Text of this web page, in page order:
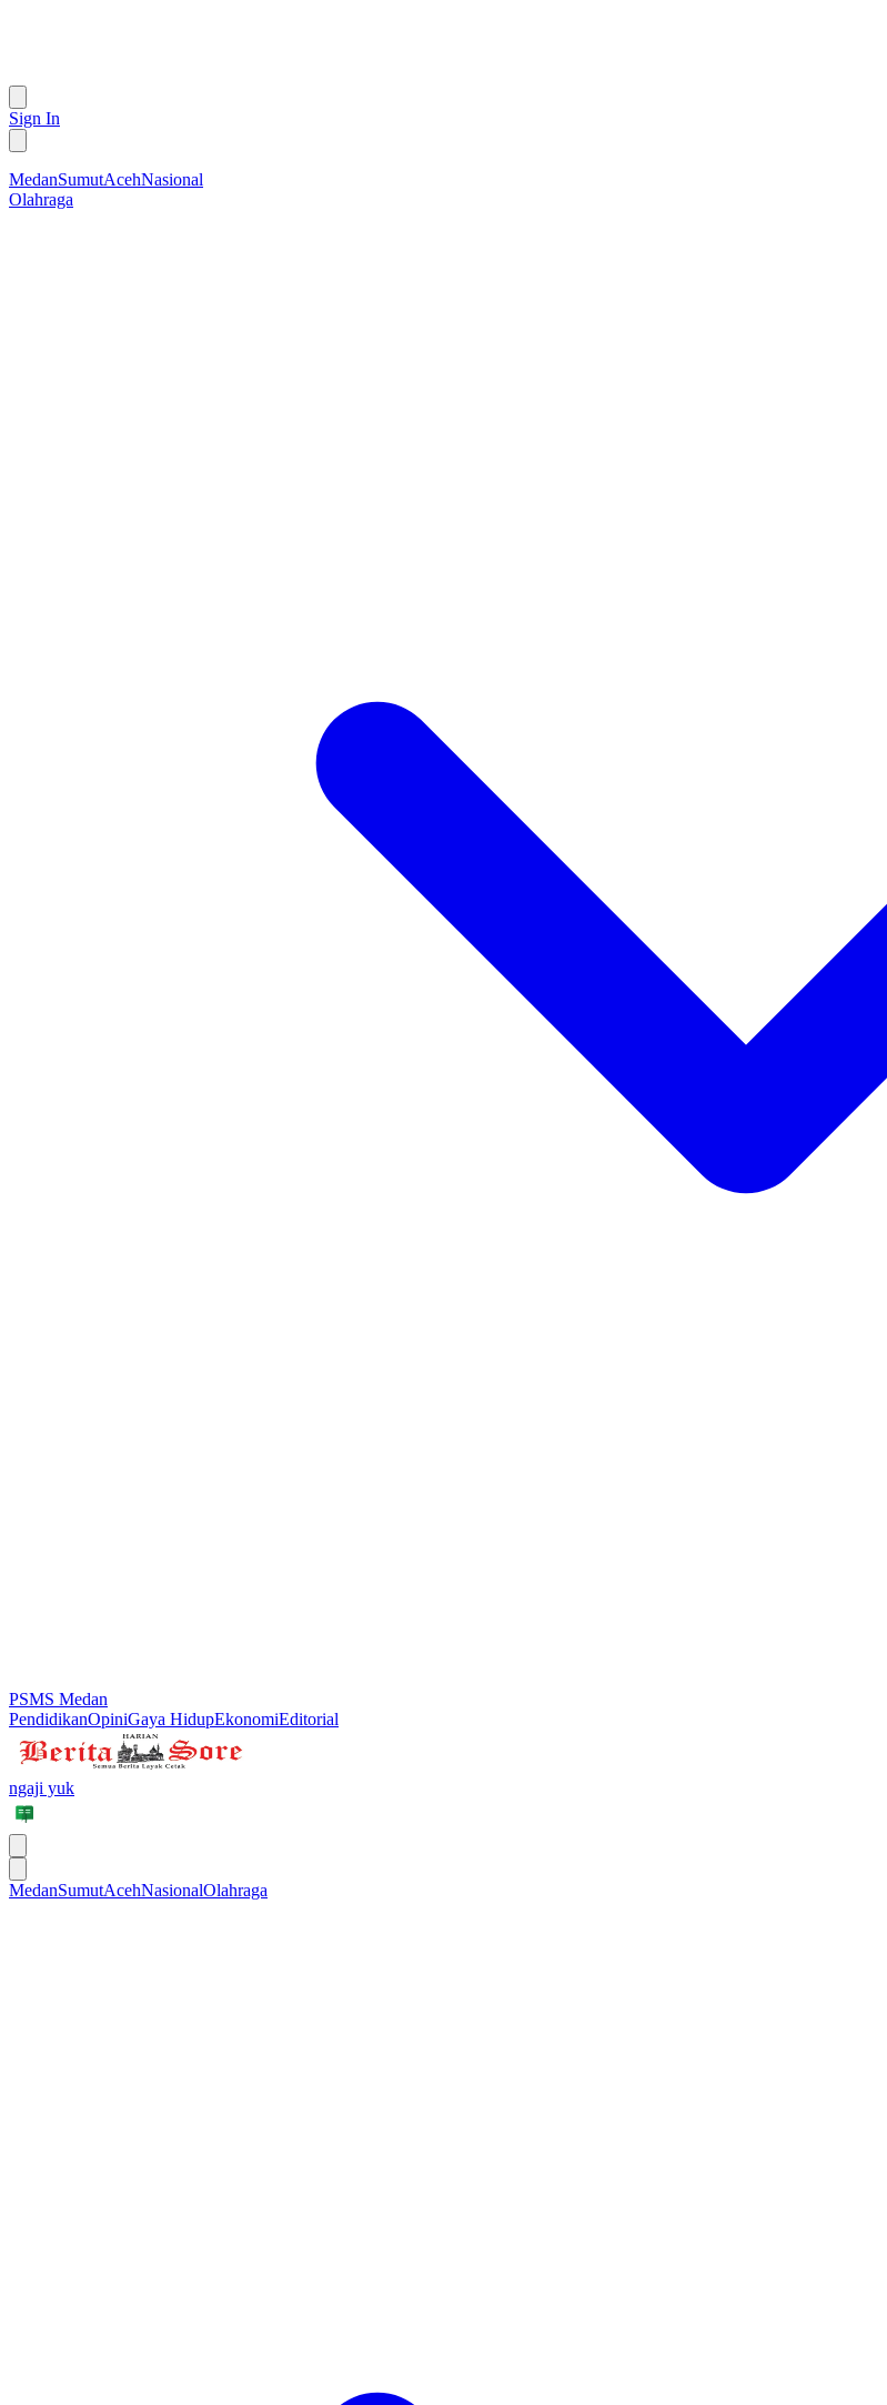
Sign In
MedanSumutAcehNasional
Olahraga
PSMS Medan
PendidikanOpiniGaya HidupEkonomiEditorial
ngaji yuk
MedanSumutAcehNasionalOlahraga